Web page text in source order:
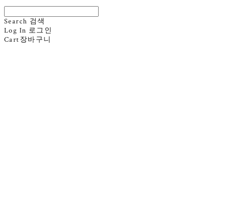
Search 검색
Log In 로그인
Cart 장바구니